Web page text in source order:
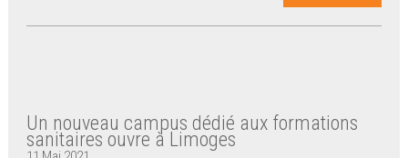
Un nouveau campus dédié aux formations
sanitaires ouvre à Limoges